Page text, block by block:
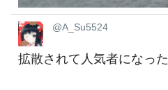
@A_Su5524
拡散されて人気者になった